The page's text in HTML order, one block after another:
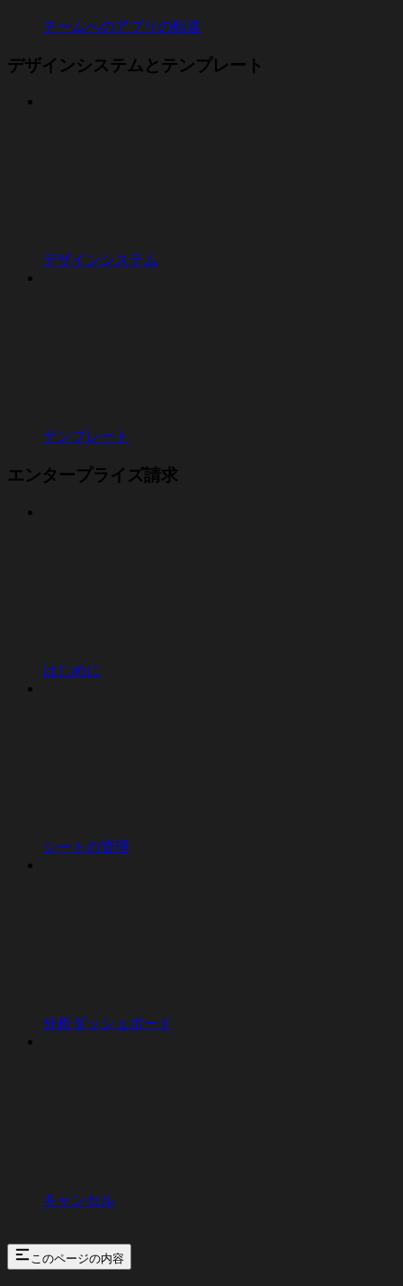
チームへのアプリの転送
デザインシステムとテンプレート
デザインシステム
テンプレート
エンタープライズ請求
はじめに
シートの管理
分析ダッシュボード
キャンセル
このページの内容